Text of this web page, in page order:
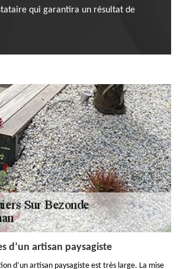
qui garantira un résultat de
d’un artisan paysagiste
d’un artisan paysagiste est très large. La mise